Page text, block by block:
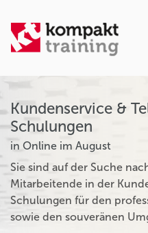
Kundenservice &
Schulungen
in Online im August
Sie sind auf der Suche
Mitarbeitende in der
Schulungen für den
sowie den souveränen